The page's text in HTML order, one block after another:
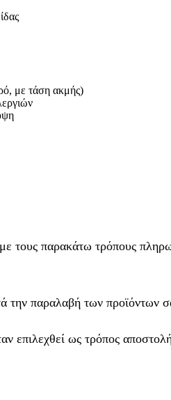
με τάση ακμής)
τους παρακάτω τρόπους
την παραλαβή των προϊόντων
επιλεχθεί ως τρόπος